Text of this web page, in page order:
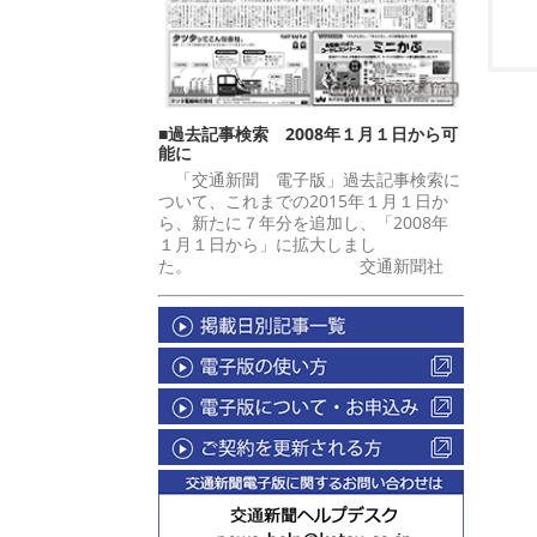
■過去記事検索 2008年１月１日から可
能に
「交通新聞 電子版」過去記事検索に
ついて、これまでの2015年１月１日か
ら、新たに７年分を追加し、「2008年
１月１日から」に拡大しまし
た。 交通新聞社